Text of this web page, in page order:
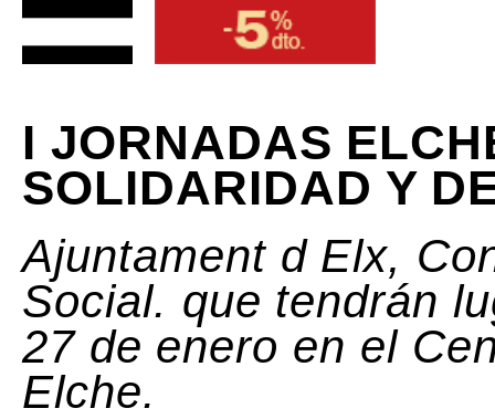
I JORNADAS
SOLIDARIDAD Y
Ajuntament d Elx,
Social. que tendrán
27 de enero en el
Elche.